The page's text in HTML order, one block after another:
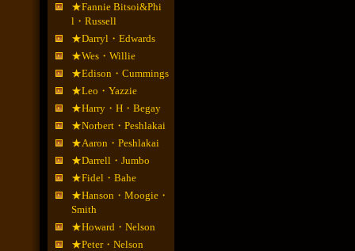
★Fannie Bitsoi&Phi
l・Russell
★Darryl・Edwards
★Wes・Willie
★Edison・Cummings
★Leo・Yazzie
★Harry・H・Begay
★Norbert・Peshlakai
★Aaron・Peshlakai
★Darrell・Jumbo
★Fidel・Bahe
★Hanson・Moogie・
Smith
★Howard・Nelson
★Peter・Nelson